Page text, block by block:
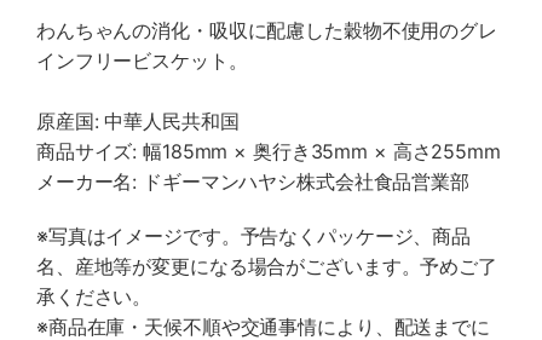
わんちゃんの消化・吸収に配慮した穀物不使用のグレ
インフリービスケット。
原産国: 中華人民共和国
商品サイズ: 幅185mm × 奥行き35mm × 高さ255mm
メーカー名: ドギーマンハヤシ株式会社食品営業部
※写真はイメージです。予告なくパッケージ、商品
名、産地等が変更になる場合がございます。予めご了
承ください。
※商品在庫・天候不順や交通事情により、配送までに